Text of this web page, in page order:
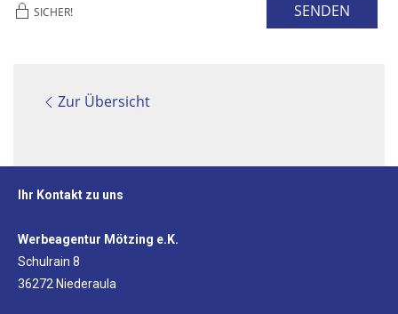
SICHER! SENDEN
Zur Übersicht
Ihr Kontakt zu uns
Werbeagentur Mötzing e.K.
Schulrain 8
36272 Niederaula